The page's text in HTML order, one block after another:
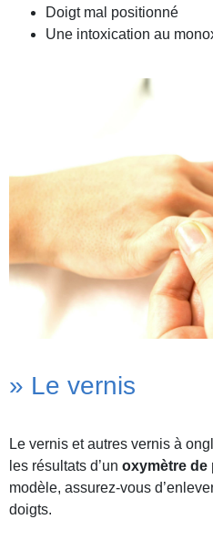
Doigt mal positionné
Une intoxication au
» Le vernis
Le vernis et autres vernis à
les résultats d’un oxymètre de
modèle, assurez-vous
doigts.